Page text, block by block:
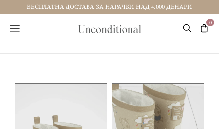
БЕСПЛАТНА ДОСТАВА ЗА НАРАЧКИ НАД 4.000 ДЕНАРИ